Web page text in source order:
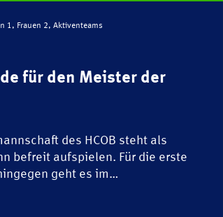
1, Frauen 2, Aktiventeams
für den Meister der
des HCOB steht als
befreit aufspielen. Für die erste
geht es im…